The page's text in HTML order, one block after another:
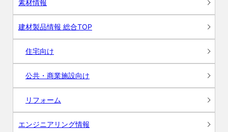
素材情報
建材製品情報 総合TOP
住宅向け
公共・商業施設向け
リフォーム
エンジニアリング情報